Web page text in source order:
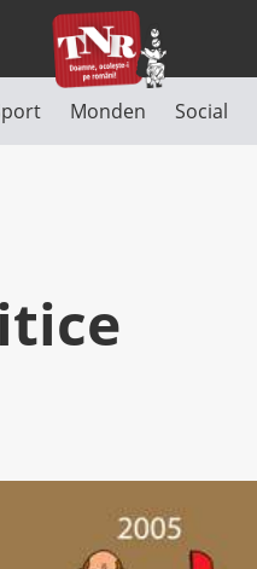
Monden Social